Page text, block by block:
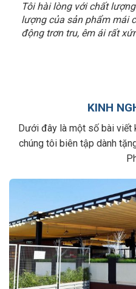
Tôi hài lòng với chất
lượng của sản phẩm mái
động trơn tru, êm ái rất
KINH
Dưới đây là một số bài viết
chúng tôi biên tập dành